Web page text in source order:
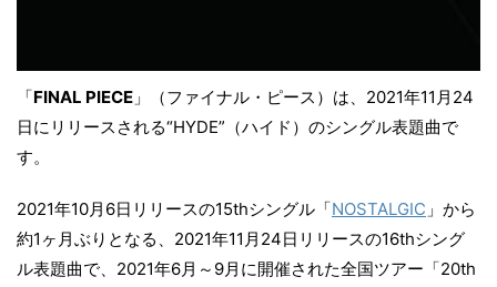
「FINAL PIECE 」（ファイナル・ピース）は、2021年11月24
日にリリースされる“HYDE”（ハイド）のシングル表題曲で
す。
2021年10月6日リリースの15thシングル「NOSTALGIC 」から
約1ヶ月ぶりとなる、2021年11月24日リリースの16thシング
ル表題曲で、2021年6月～9月に開催された全国ツアー「20th